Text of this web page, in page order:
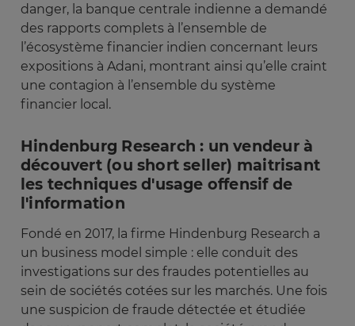
danger, la banque centrale indienne a demandé
des rapports complets à l’ensemble de
l’écosystème financier indien concernant leurs
expositions à Adani, montrant ainsi qu’elle craint
une contagion à l’ensemble du système
financier local.
Hindenburg Research : un vendeur à
découvert (ou short seller) maitrisant
les techniques d'usage offensif de
l'information
Fondé en 2017, la firme Hindenburg Research a
un business model simple : elle conduit des
investigations sur des fraudes potentielles au
sein de sociétés cotées sur les marchés. Une fois
une suspicion de fraude détectée et étudiée